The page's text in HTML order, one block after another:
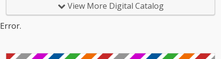
View More Digital Catalog
Error.